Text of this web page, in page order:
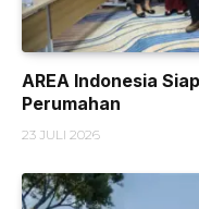
AREA Indonesia
Perumahan
23 JULI 2026